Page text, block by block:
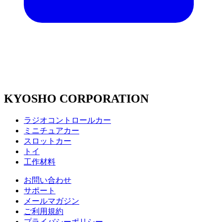
KYOSHO CORPORATION
ラジオコントロールカー
ミニチュアカー
スロットカー
トイ
工作材料
お問い合わせ
サポート
メールマガジン
ご利用規約